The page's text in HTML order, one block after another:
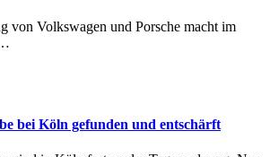
von Volkswagen und Porsche macht im
bei Köln gefunden und entschärft